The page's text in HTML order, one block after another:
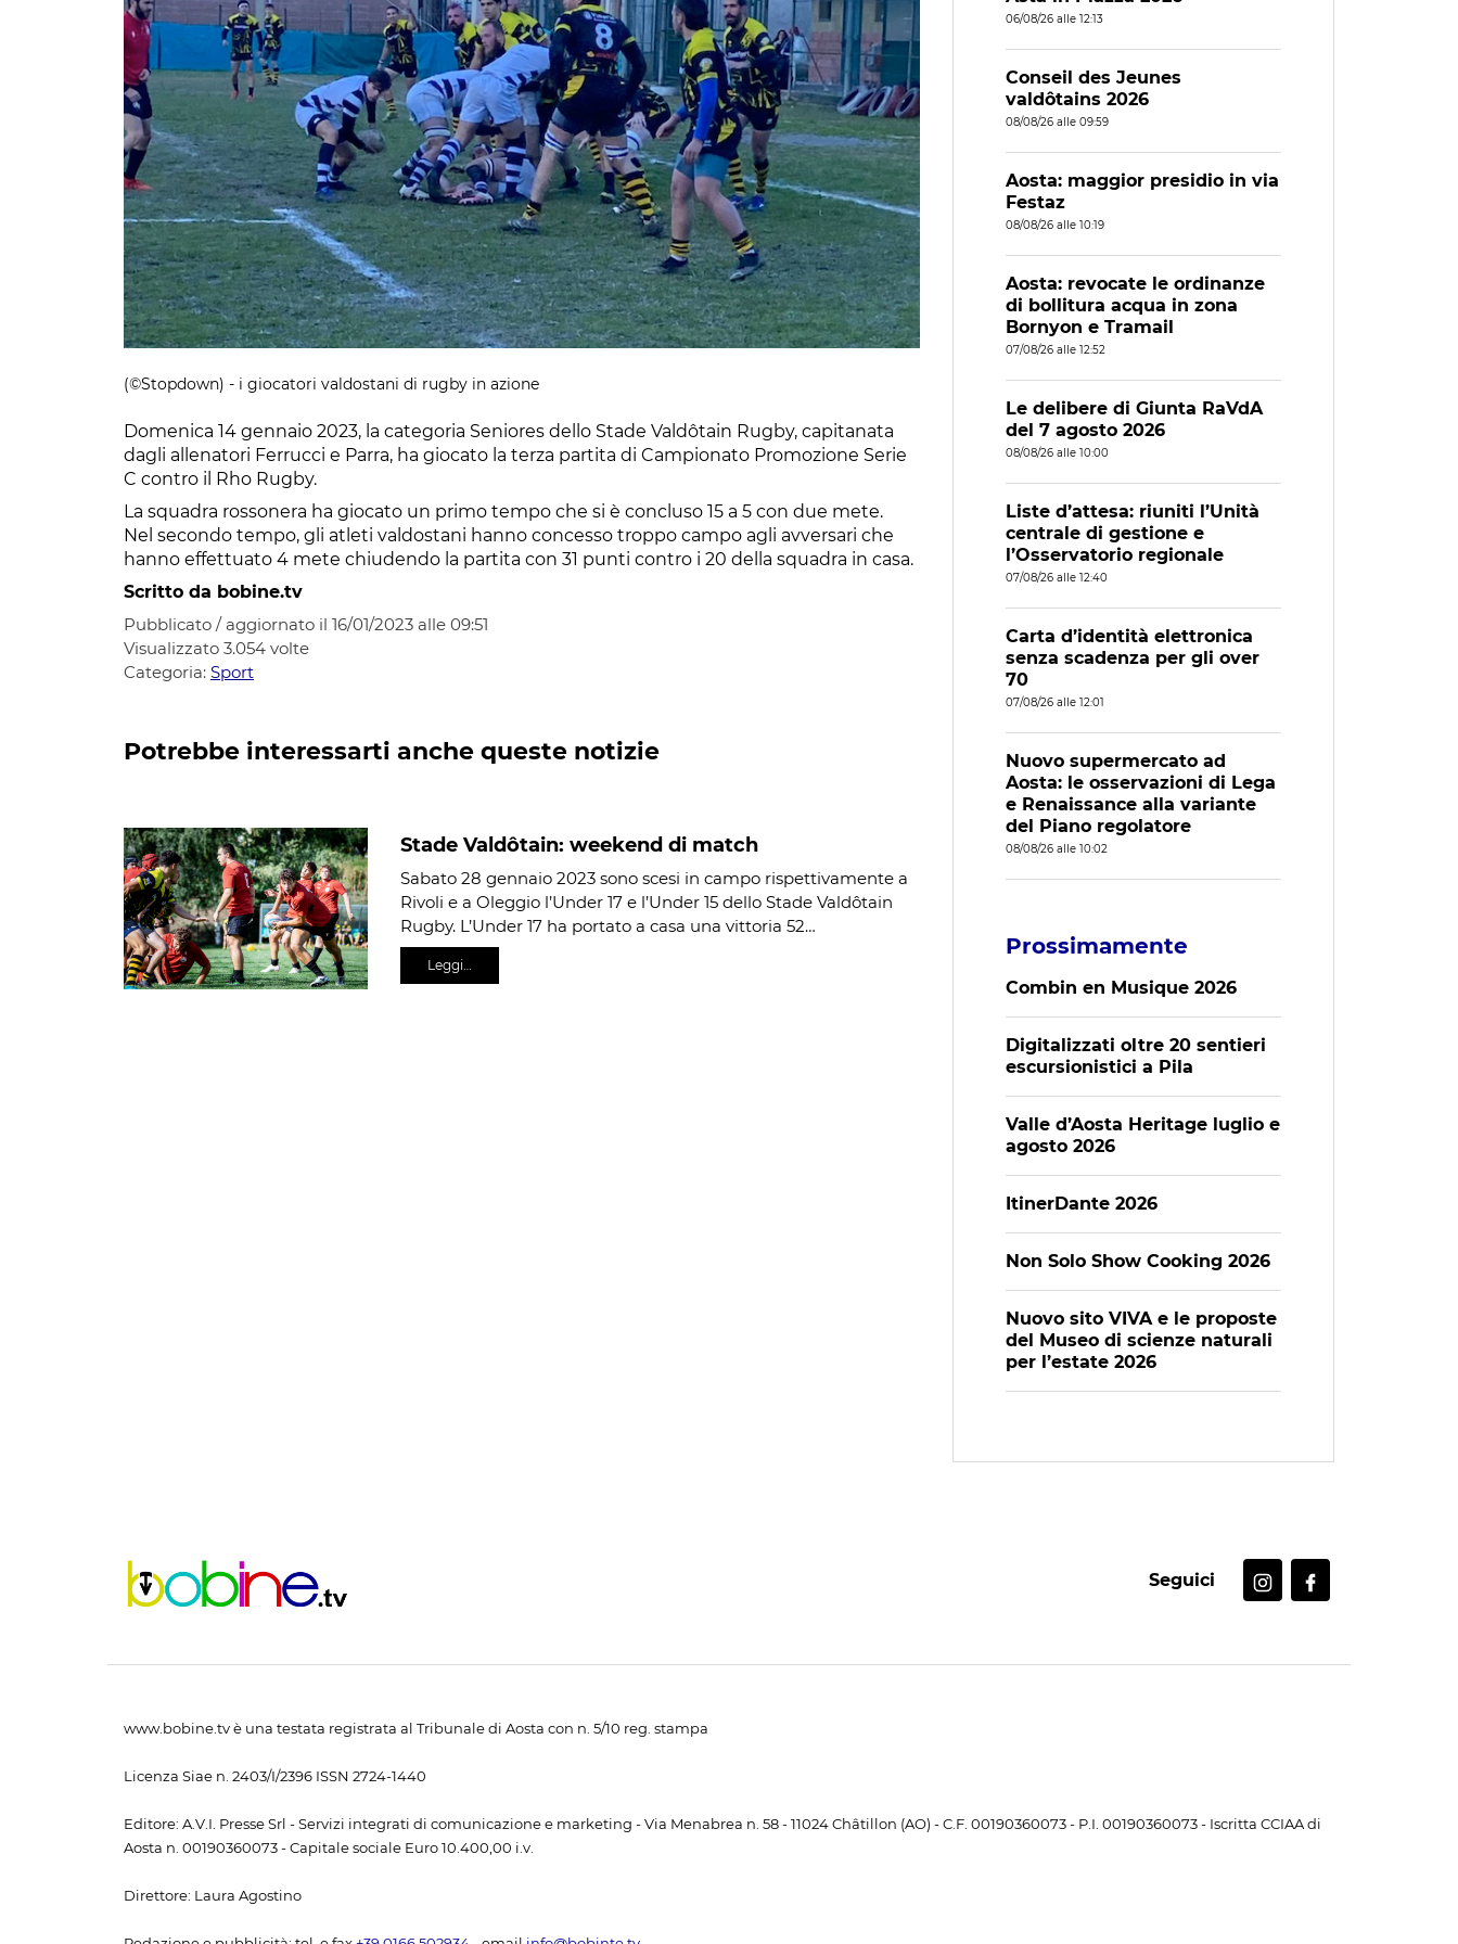
(©Stopdown) - i giocatori valdostani di rugby in azione
Domenica 14 gennaio 2023, la categoria Seniores dello Stade Valdôtain Rugby, capitanata
dagli allenatori Ferrucci e Parra, ha giocato la terza partita di Campionato Promozione Serie
C contro il Rho Rugby.
La squadra rossonera ha giocato un primo tempo che si è concluso 15 a 5 con due mete.
Nel secondo tempo, gli atleti valdostani hanno concesso troppo campo agli avversari che
hanno effettuato 4 mete chiudendo la partita con 31 punti contro i 20 della squadra in casa.
Scritto da bobine.tv
Pubblicato / aggiornato il 16/01/2023 alle 09:51
Visualizzato 3.054 volte
Categoria: Sport
Potrebbe interessarti anche queste notizie
Stade Valdôtain: weekend di match
Sabato 28 gennaio 2023 sono scesi in campo rispettivamente a
Rivoli e a Oleggio l’Under 17 e l’Under 15 dello Stade Valdôtain
Rugby. L’Under 17 ha portato a casa una vittoria 52…
Leggi…
06/08/26 alle 12:13
Conseil des Jeunes
valdôtains 2026
08/08/26 alle 09:59
Aosta: maggior presidio in via
Festaz
08/08/26 alle 10:19
Aosta: revocate le ordinanze
di bollitura acqua in zona
Bornyon e Tramail
07/08/26 alle 12:52
Le delibere di Giunta RaVdA
del 7 agosto 2026
08/08/26 alle 10:00
Liste d’attesa: riuniti l’Unità
centrale di gestione e
l’Osservatorio regionale
07/08/26 alle 12:40
Carta d’identità elettronica
senza scadenza per gli over
70
07/08/26 alle 12:01
Nuovo supermercato ad
Aosta: le osservazioni di Lega
e Renaissance alla variante
del Piano regolatore
08/08/26 alle 10:02
Prossimamente
Combin en Musique 2026
Digitalizzati oltre 20 sentieri
escursionistici a Pila
Valle d’Aosta Heritage luglio e
agosto 2026
ItinerDante 2026
Non Solo Show Cooking 2026
Nuovo sito VIVA e le proposte
del Museo di scienze naturali
per l’estate 2026
Seguici
www.bobine.tv è una testata registrata al Tribunale di Aosta con n. 5/10 reg. stampa
Licenza Siae n. 2403/I/2396 ISSN 2724-1440
Editore: A.V.I. Presse Srl - Servizi integrati di comunicazione e marketing - Via Menabrea n. 58 - 11024 Châtillon (AO) - C.F. 00190360073 - P.I. 00190360073 - Iscritta CCIAA di
Aosta n. 00190360073 - Capitale sociale Euro 10.400,00 i.v.
Direttore: Laura Agostino